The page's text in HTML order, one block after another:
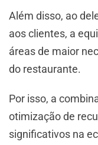
Além disso, ao
aos clientes, a
áreas de maior
do restaurante.
Por isso, a
otimização de
significativos na